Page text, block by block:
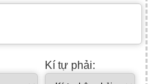
Kí tự phải: